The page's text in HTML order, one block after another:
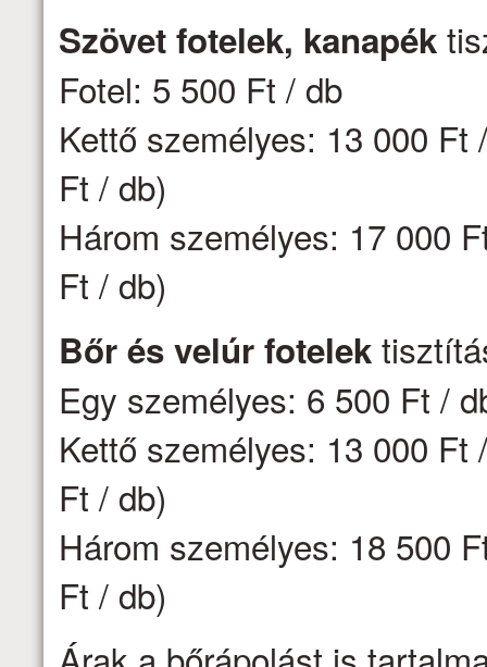
Szövet fotelek, kanapék
Fotel: 5 500 Ft / db
Kettő személyes: 13 000
Ft / db)
Három személyes: 17 000
Ft / db)
Bőr és velúr fotelek
Egy személyes: 6 500 Ft /
Kettő személyes: 13 000
Ft / db)
Három személyes: 18 500
Ft / db)